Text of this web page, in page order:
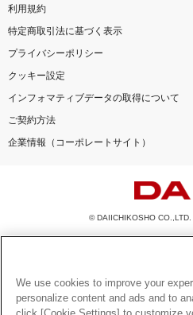
利用規約
特定商取引法に基づく表示
プライバシーポリシー
クッキー設定
インフォマティブデータの取得について
ご契約方法
企業情報（コーポレートサイト）
© DAIICHIKOSHO CO.,LTD.
このサイトに掲載されている一切の文章・画
を問わず、著作権法の定める範囲を超えて無
とを禁じます。
楽曲及びコンテンツは、機種によりご利用い
We use cookies to improve your
personalize content and ads and to